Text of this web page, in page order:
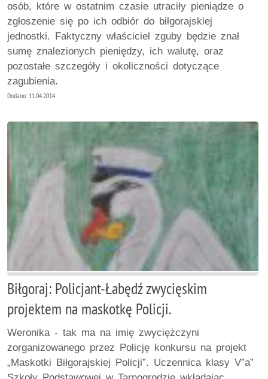
osób, które w ostatnim czasie utraciły pieniądze o
zgłoszenie się po ich odbiór do biłgorajskiej
jednostki. Faktyczny właściciel zguby będzie znał
sumę znalezionych pieniędzy, ich walutę, oraz
pozostałe szczegóły i okoliczności dotyczące
zagubienia.
Dodano: 11.04.2014
Biłgoraj: Policjant-Łabędź zwycięskim
projektem na maskotkę Policji.
Weronika - tak ma na imię zwyciężczyni
zorganizowanego przez Policję konkursu na projekt
„Maskotki Biłgorajskiej Policji”. Uczennica klasy V”a”